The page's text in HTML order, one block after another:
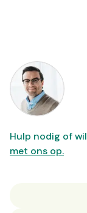
Hulp nodig of
met ons op.